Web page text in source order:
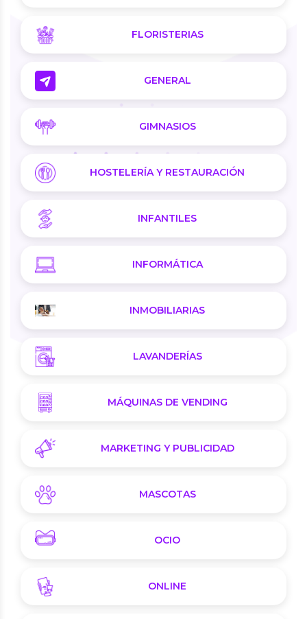
FLORISTERIAS
GENERAL
GIMNASIOS
HOSTELERÍA Y RESTAURACIÓN
INFANTILES
INFORMÁTICA
INMOBILIARIAS
LAVANDERÍAS
MÁQUINAS DE VENDING
MARKETING Y PUBLICIDAD
MASCOTAS
OCIO
ONLINE